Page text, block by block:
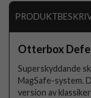
Otterbox
Superskyddande
MagSafe-system.
version av